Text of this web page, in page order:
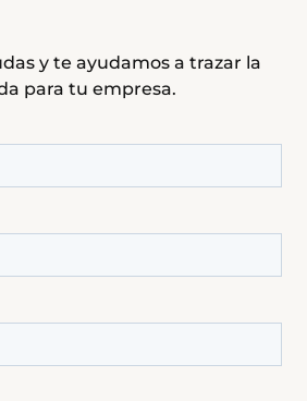
y te ayudamos a trazar la
para tu empresa.